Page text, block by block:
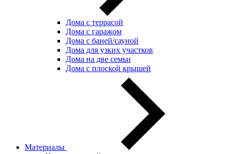
Дома с террасой
Дома с гаражом
Дома с баней/сауной
Дома для узких участков
Дома на две семьи
Дома с плоской крышей
Материалы